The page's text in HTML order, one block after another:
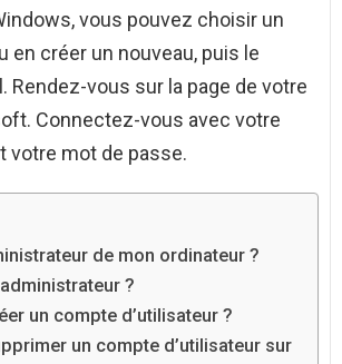
vous pouvez choisir un
en créer un nouveau, puis le
Rendez-vous sur la page de votre
Connectez-vous avec votre
votre mot de passe.
de mon ordinateur ?
?
un compte d’utilisateur ?
un compte d’utilisateur sur